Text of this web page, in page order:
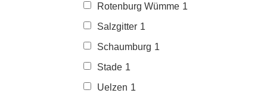
Rotenburg Wümme 1
Salzgitter 1
Schaumburg 1
Stade 1
Uelzen 1